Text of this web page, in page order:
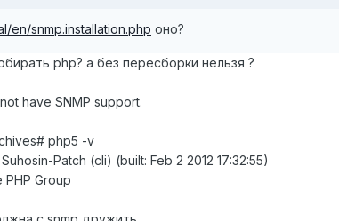
en/snmp.installation.php оно?
php? а без пересборки нельзя ?
have SNMP support.
php5 -v
Patch (cli) (built: Feb 2 2012 17:32:55)
Group